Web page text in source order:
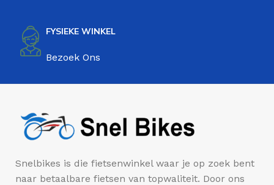
FYSIEKE WINKEL
Bezoek Ons
Snelbikes is die fietsenwinkel waar je op zoek bent
naar betaalbare fietsen van topwaliteit. Door ons